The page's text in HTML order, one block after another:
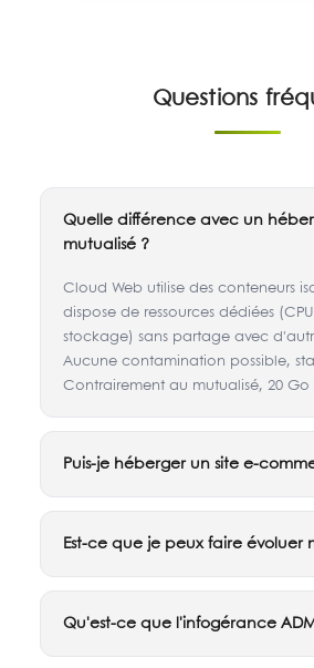
Questions
Quelle différence avec un
mutualisé ?
Cloud Web utilise des conteneurs
dispose de ressources dédiées
stockage) sans partage avec
Aucune contamination possible,
Contrairement au mutualisé, 20 Go
Puis-je héberger un site e-
Est-ce que je peux faire évoluer
Qu'est-ce que l'infogérance